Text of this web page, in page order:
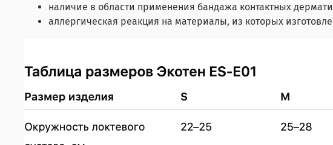
наличие в области применения бандажа контактных
аллергическая реакция на материалы, из которых